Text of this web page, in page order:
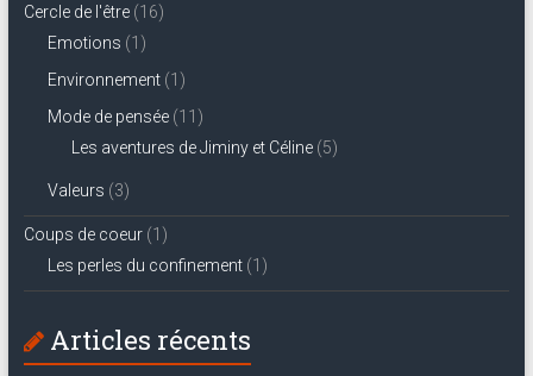
Cercle de l'être(16)
Emotions (1)
Environnement(1)
Mode de pensée(11)
Les aventures de Jiminy et Céline(5)
Valeurs (3)
Coups de coeur(1)
Les perles du confinement(1)
Articles récents